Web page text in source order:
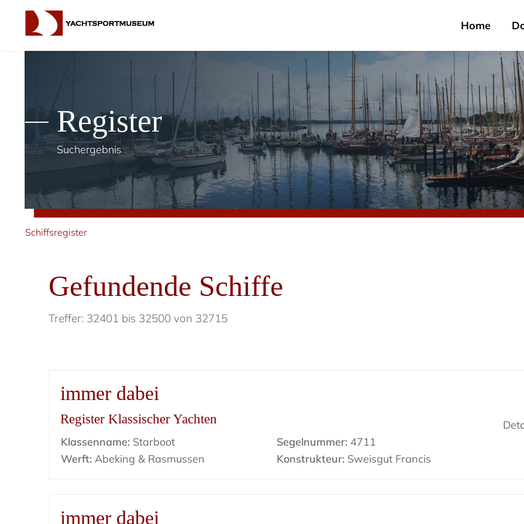
Home
Register
Suchergebnis
Schiffsregister
Gefundende Schiffe
Treffer: 32401 bis 32500 von 32715
immer dabei
Register Klassischer Yachten
Klassenname: Starboot Segelnummer:4711
Werft: Abeking & Rasmussen Konstrukteur:Sweisgut Francis
immer dabei